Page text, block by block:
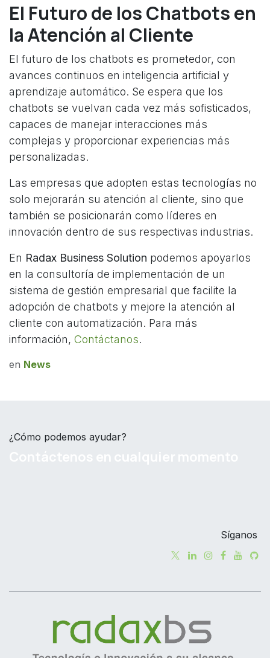
El Futuro de los Chatbots en
la Atención al Cliente
El futuro de los chatbots es prometedor, con
avances continuos en inteligencia artificial y
aprendizaje automático. Se espera que los
chatbots se vuelvan cada vez más sofisticados,
capaces de manejar interacciones más
complejas y proporcionar experiencias más
personalizadas.
Las empresas que adopten estas tecnologías no
solo mejorarán su atención al cliente, sino que
también se posicionarán como líderes en
innovación dentro de sus respectivas industrias.
En Radax Business Solution podemos apoyarlos
en la consultoría de implementación de un
sistema de gestión empresarial que facilite la
adopción de chatbots y mejore la atención al
cliente con automatización. Para más
información, Contáctanos.
en News
¿Cómo podemos ayudar?
Síganos